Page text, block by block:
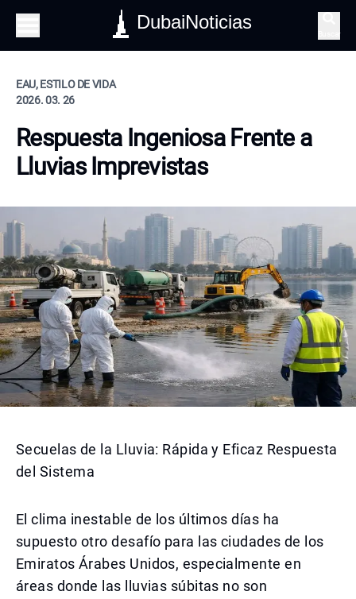
DubaiNoticias
EAU, ESTILO DE VIDA
2026. 03. 26
Respuesta Ingeniosa Frente a
Lluvias Imprevistas
Secuelas de la Lluvia: Rápida y Eficaz Respuesta
del Sistema
El clima inestable de los últimos días ha
supuesto otro desafío para las ciudades de los
Emiratos Árabes Unidos, especialmente en
áreas donde las lluvias súbitas no son